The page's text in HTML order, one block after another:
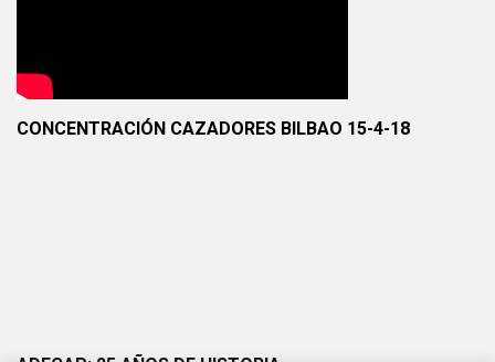
CONCENTRACIÓN CAZADORES BILBAO 15-4-18